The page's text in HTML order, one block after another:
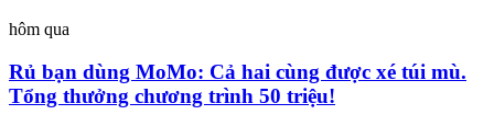
hôm qua
Rủ bạn dùng MoMo: Cả hai cùng được xé túi mù.
Tổng thưởng chương trình 50 triệu!